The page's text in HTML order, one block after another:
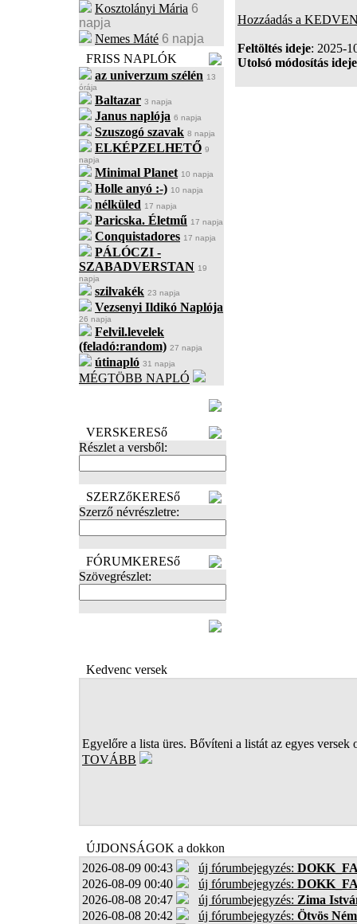
Kosztolányi Mária 6
napja
Nemes Máté 6 napja
FRISS NAPLÓK
az univerzum szélén 13
órája
Baltazar 3 napja
Janus naplója 6 napja
Szuszogó szavak 8 napja
ELKÉPZELHETŐ 9
napja
Minimal Planet 10 napja
Holle anyó :-) 10 napja
nélküled 17 napja
Paricska. Életmű 17 napja
Conquistadores 17 napja
PÁLÓCZI -
SZABADVERSTAN 19
napja
szilvakék 23 napja
Vezsenyi Ildikó Naplója
26 napja
Felvil.levelek
(feladó:random) 27 napja
útinapló 31 napja
MÉGTÖBB NAPLÓ
VERSKERESő
Részlet a versből:
SZERZőKERESő
Szerző névrészletre:
FÓRUMKERESő
Szövegrészlet:
Hozzáadás a
Feltöltés ideje: 2025-
Utolsó módosítás ideje
Kedvenc versek
Egyelőre a lista üres. Bővíteni a listát az egyes versek
TOVÁBB
ÚJDONSÁGOK a dokkon
2026-08-09 00:43
új fórumbejegyzés:
2026-08-09 00:40
új fórumbejegyzés:
2026-08-08 20:47
új fórumbejegyzés: Zima
2026-08-08 20:42
új fórumbejegyzés: Ötvös